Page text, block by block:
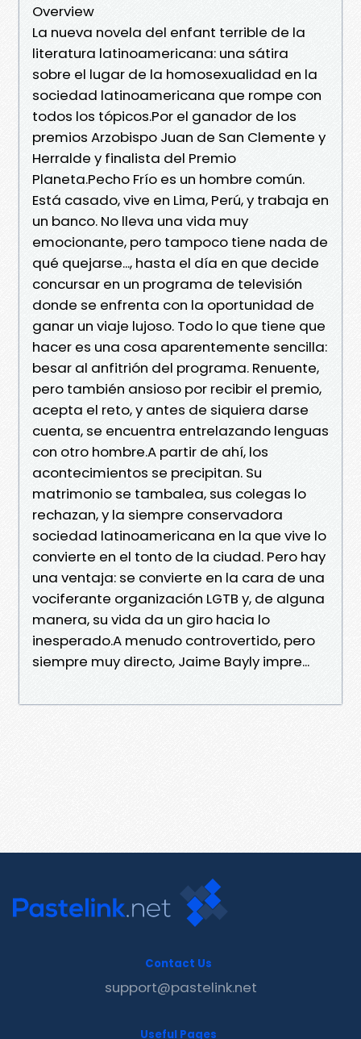
Overview
La nueva novela del enfant terrible de la
literatura latinoamericana: una sátira
sobre el lugar de la homosexualidad en la
sociedad latinoamericana que rompe con
todos los tópicos.Por el ganador de los
premios Arzobispo Juan de San Clemente y
Herralde y finalista del Premio
Planeta.Pecho Frío es un hombre común.
Está casado, vive en Lima, Perú, y trabaja en
un banco. No lleva una vida muy
emocionante, pero tampoco tiene nada de
qué quejarse..., hasta el día en que decide
concursar en un programa de televisión
donde se enfrenta con la oportunidad de
ganar un viaje lujoso. Todo lo que tiene que
hacer es una cosa aparentemente sencilla:
besar al anfitrión del programa. Renuente,
pero también ansioso por recibir el premio,
acepta el reto, y antes de siquiera darse
cuenta, se encuentra entrelazando lenguas
con otro hombre.A partir de ahí, los
acontecimientos se precipitan. Su
matrimonio se tambalea, sus colegas lo
rechazan, y la siempre conservadora
sociedad latinoamericana en la que vive lo
convierte en el tonto de la ciudad. Pero hay
una ventaja: se convierte en la cara de una
vociferante organización LGTB y, de alguna
manera, su vida da un giro hacia lo
inesperado.A menudo controvertido, pero
siempre muy directo, Jaime Bayly impre...
Contact Us
support@pastelink.net
Useful Pages